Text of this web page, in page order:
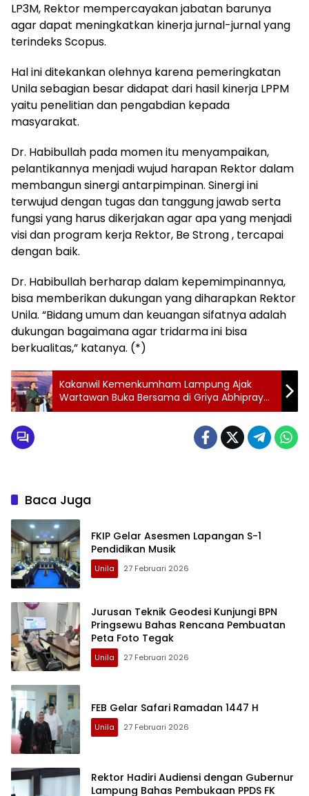
LP3M, Rektor mempercayakan jabatan barunya
agar dapat meningkatkan kinerja jurnal-jurnal yang
terindeks Scopus.
Hal ini ditekankan olehnya karena pemeringkatan
Unila sebagian besar didapat dari hasil kinerja LPPM
yaitu penelitian dan pengabdian kepada
masyarakat.
Dr. Habibullah pada momen itu menyampaikan,
pelantikannya menjadi wujud harapan Rektor dalam
membangun sinergi antarpimpinan. Sinergi ini
terwujud dengan tugas dan tanggung jawab serta
fungsi yang harus dikerjakan agar apa yang menjadi
visi dan program kerja Rektor, Be Strong , tercapai
dengan baik.
Dr. Habibullah berharap dalam kepemimpinannya,
bisa memberikan dukungan yang diharapkan Rektor
Unila. “Bidang umum dan keuangan sifatnya adalah
dukungan bagaimana agar tridarma ini bisa
berkualitas,” katanya. (*)
Kakanwil Kemenkumham Lampung Ajak
Wartawan Buka Bersama di Griya Abhipraya
Bersinar
Baca Juga
FKIP Gelar Asesmen Lapangan S-1
Pendidikan Musik
Unila 27 Februari 2026
Jurusan Teknik Geodesi Kunjungi BPN
Pringsewu Bahas Rencana Pembuatan
Peta Foto Tegak
Unila 27 Februari 2026
FEB Gelar Safari Ramadan 1447 H
Unila 27 Februari 2026
Rektor Hadiri Audiensi dengan Gubernur
Lampung Bahas Pembukaan PPDS FK